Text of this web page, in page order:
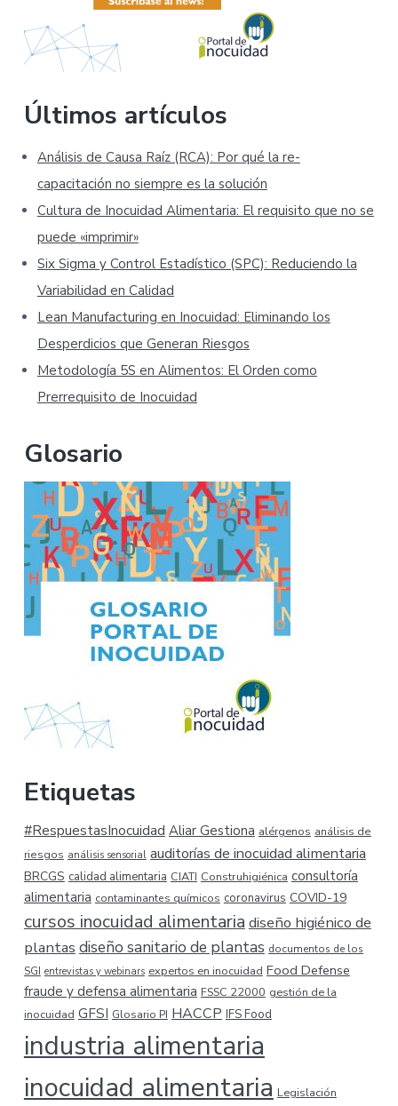
Últimos artículos
Análisis de Causa Raíz (RCA): Por qué la re-
capacitación no siempre es la solución
Cultura de Inocuidad Alimentaria: El requisito que no se
puede «imprimir»
Six Sigma y Control Estadístico (SPC): Reduciendo la
Variabilidad en Calidad
Lean Manufacturing en Inocuidad: Eliminando los
Desperdicios que Generan Riesgos
Metodología 5S en Alimentos: El Orden como
Prerrequisito de Inocuidad
Glosario
Etiquetas
#RespuestasInocuidad Aliar Gestiona alérgenos análisis de
riesgos análisis sensorial auditorías de inocuidad alimentaria
BRCGS calidad alimentaria CIATI Construhigiénica consultoría
alimentaria contaminantes químicos coronavirus COVID-19
cursos inocuidad alimentaria diseño higiénico de
plantas diseño sanitario de plantas documentos de los
SGI entrevistas y webinars expertos en inocuidad Food Defense
fraude y defensa alimentaria FSSC 22000 gestión de la
inocuidad GFSI Glosario PI HACCP IFS Food
industria alimentaria
inocuidad alimentaria Legislación